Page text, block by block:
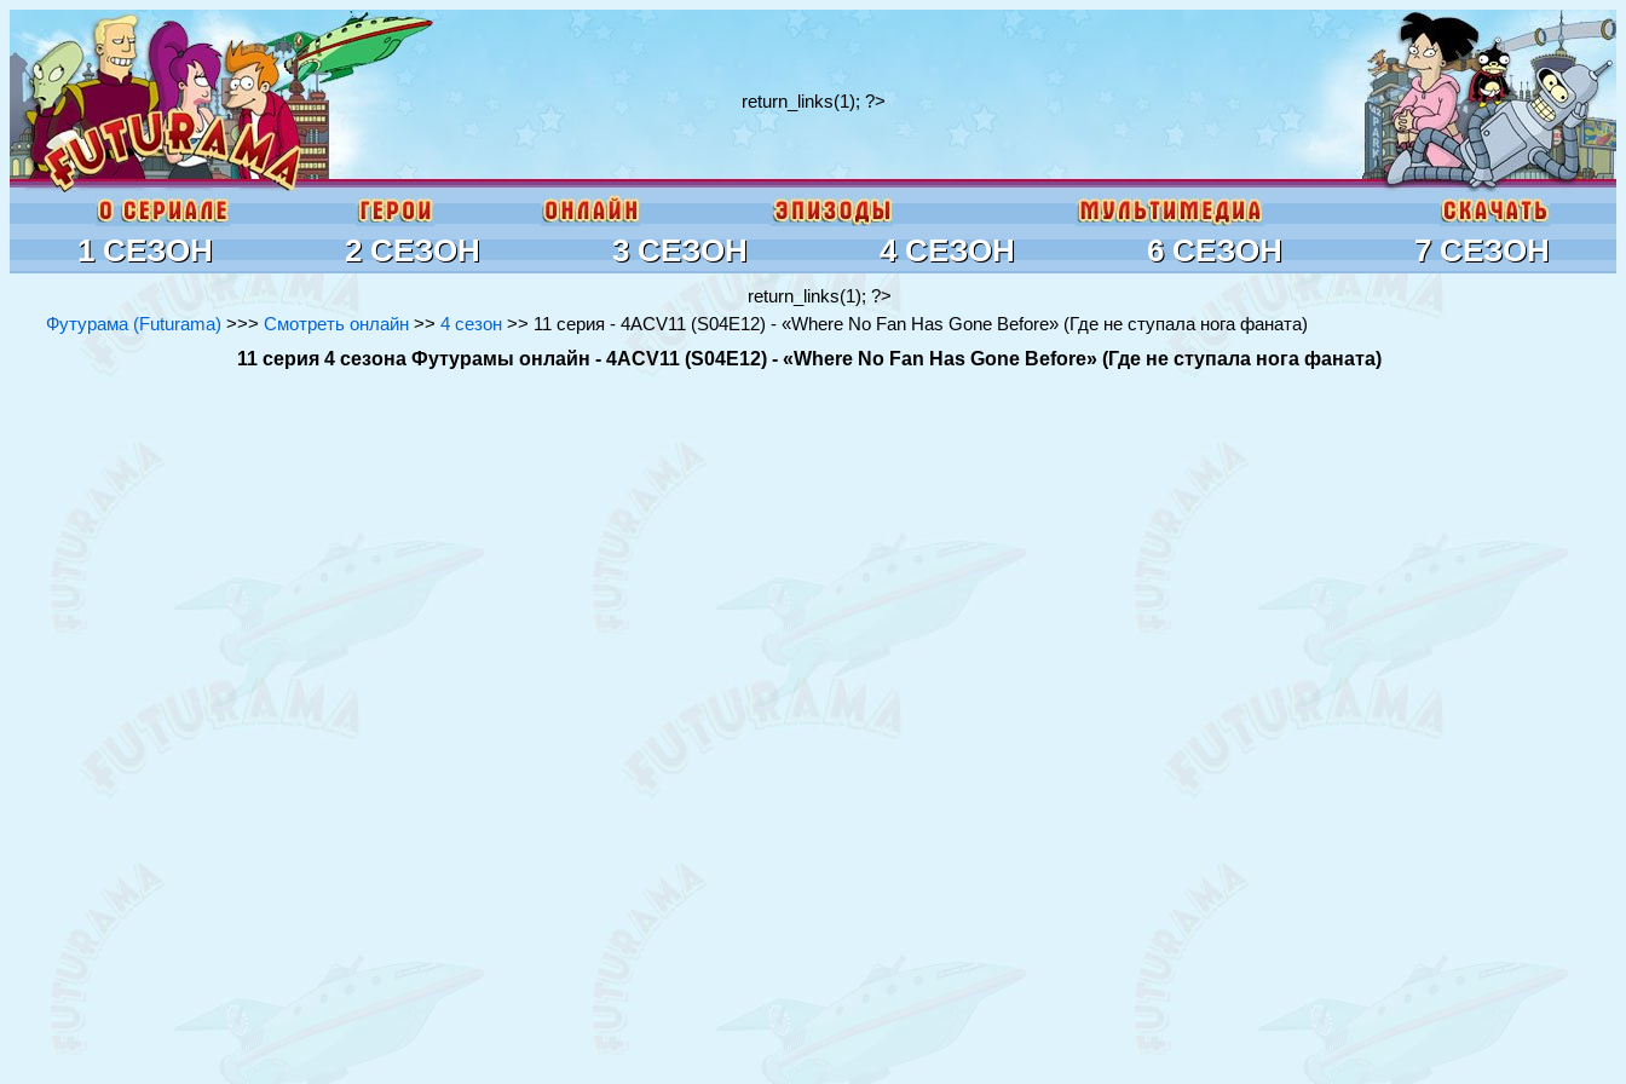
return_links(1); ?>
1 СЕЗОН 2 СЕЗОН 3 СЕЗОН 4 СЕЗОН 6 СЕЗОН 7 СЕЗОН
return_links(1); ?>
Футурама (Futurama) >>> Смотреть онлайн>> 4 сезон>> 11 серия - 4ACV11 (S04E12) - «Where No Fan Has Gone Before» (Где не ступала нога фаната)
11 серия 4 сезона Футурамы онлайн - 4ACV11 (S04E12) - «Where No Fan Has Gone Before» (Где не ступала нога фаната)